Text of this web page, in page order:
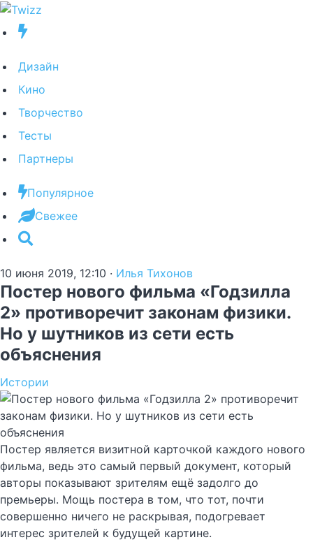
Дизайн
Кино
Творчество
Тесты
Партнеры
Популярное
Свежее
10 июня 2019, 12:10 · Илья Тихонов
Постер нового фильма «Годзилла
2» противоречит законам физики.
Но у шутников из сети есть
объяснения
Истории
Постер является визитной карточкой каждого нового
фильма, ведь это самый первый документ, который
авторы показывают зрителям ещё задолго до
премьеры. Мощь постера в том, что тот, почти
совершенно ничего не раскрывая, подогревает
интерес зрителей к будущей картине.